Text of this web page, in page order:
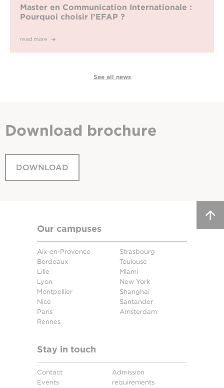
Master en Communication Internationale :
Pourquoi choisir l’EFAP ?
read more
See all news
Download brochure
DOWNLOAD
Our campuses
Aix-en-Provence
Bordeaux
Lille
Lyon
Montpellier
Nice
Paris
Rennes
Strasbourg
Toulouse
Miami
New York
Shanghai
Santander
Amsterdam
Stay in touch
Contact
Events
Admission
requirements